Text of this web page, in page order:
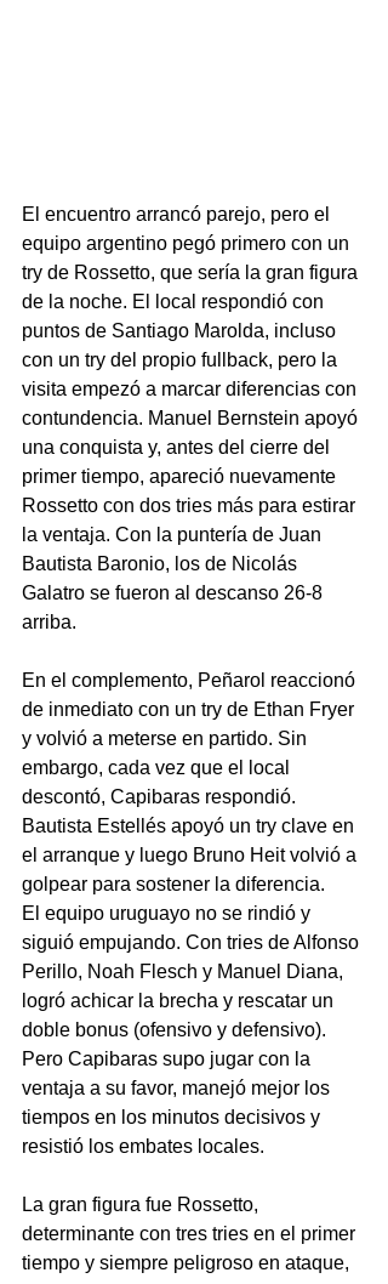
El encuentro arrancó parejo, pero el
equipo argentino pegó primero con un
try de Rossetto, que sería la gran figura
de la noche. El local respondió con
puntos de Santiago Marolda, incluso
con un try del propio fullback, pero la
visita empezó a marcar diferencias con
contundencia. Manuel Bernstein apoyó
una conquista y, antes del cierre del
primer tiempo, apareció nuevamente
Rossetto con dos tries más para estirar
la ventaja. Con la puntería de Juan
Bautista Baronio, los de Nicolás
Galatro se fueron al descanso 26-8
arriba.
En el complemento, Peñarol reaccionó
de inmediato con un try de Ethan Fryer
y volvió a meterse en partido. Sin
embargo, cada vez que el local
descontó, Capibaras respondió.
Bautista Estellés apoyó un try clave en
el arranque y luego Bruno Heit volvió a
golpear para sostener la diferencia.
El equipo uruguayo no se rindió y
siguió empujando. Con tries de Alfonso
Perillo, Noah Flesch y Manuel Diana,
logró achicar la brecha y rescatar un
doble bonus (ofensivo y defensivo).
Pero Capibaras supo jugar con la
ventaja a su favor, manejó mejor los
tiempos en los minutos decisivos y
resistió los embates locales.
La gran figura fue Rossetto,
determinante con tres tries en el primer
tiempo y siempre peligroso en ataque,